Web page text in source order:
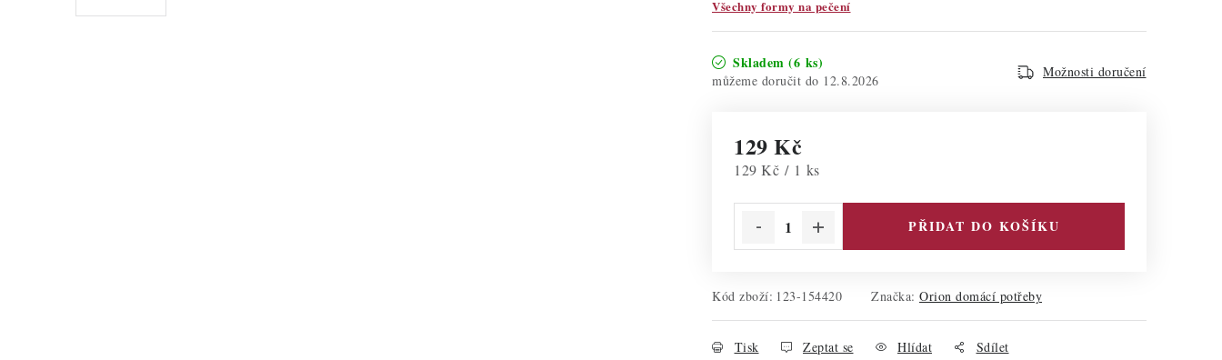
Všechny formy na pečení
Skladem (6 ks)
12.8.2026
Možnosti doručení
129 Kč
Měrná cena:
129 Kč / 1 ks
PŘIDAT DO KOŠÍKU
Kód zboží: 123-154420 Značka: Orion domácí potřeby
Tisk Zeptat se Hlídat Sdílet